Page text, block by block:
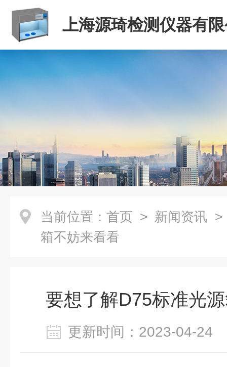
上海源琦检测仪器有
当前位置： 首页 > 新闻资讯 >
箱不妨来看看
要想了解D75标准光
更新时间：2023-04-